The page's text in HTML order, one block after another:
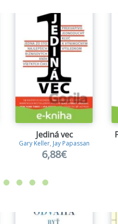
raději stojí stranou, než aby
sebe, a kde zavírají oči
Potřebujeme odvahu
odvahu
s odvahou a bojovali.
Jediná vec
Gary Keller, Jay Papassan
6,88€